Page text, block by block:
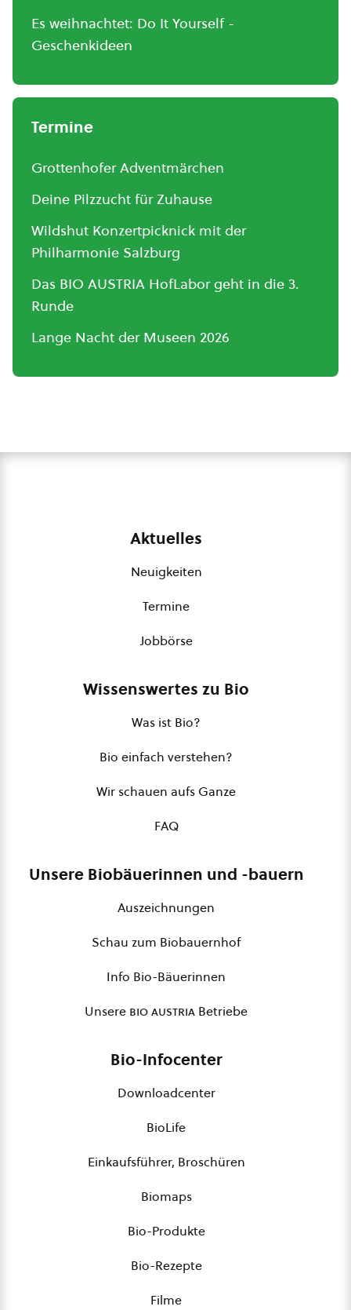
Es weihnachtet: Do It Yourself -
Geschenkideen
Termine
Grottenhofer Adventmärchen
Deine Pilzzucht für Zuhause
Wildshut Konzertpicknick mit der
Philharmonie Salzburg
Das BIO AUSTRIA HofLabor geht in die 3.
Runde
Lange Nacht der Museen 2026
Aktuelles
Neuigkeiten
Termine
Jobbörse
Wissenswertes zu Bio
Was ist Bio?
Bio einfach verstehen?
Wir schauen aufs Ganze
FAQ
Unsere Biobäuerinnen und -bauern
Auszeichnungen
Schau zum Biobauernhof
Info Bio-Bäuerinnen
Unsere bio austria Betriebe
Bio-Infocenter
Downloadcenter
BioLife
Einkaufsführer, Broschüren
Biomaps
Bio-Produkte
Bio-Rezepte
Filme